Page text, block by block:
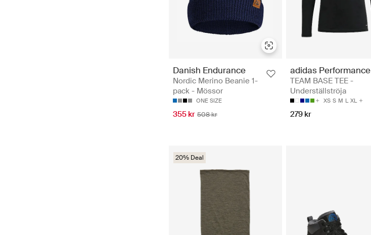
Danish Endurance
Nordic Merino Beanie 1-
pack - Mössor
ONE SIZE
355 kr 508 kr
adidas Performance
TEAM BASE TEE -
Underställströja
XS S M L XL
279 kr
20% Deal